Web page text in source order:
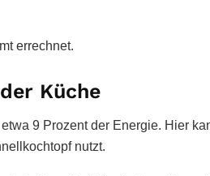
errechnet.
Küche
9 Prozent der Energie. Hier
nutzt.